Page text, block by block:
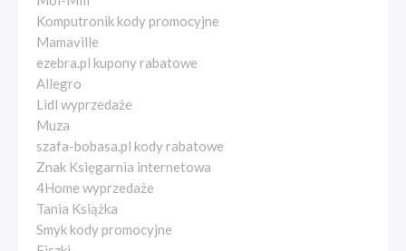
Komputronik kody promocyjne
Mamaville
ezebra.pl kupony rabatowe
Allegro
Lidl wyprzedaże
Muza
szafa-bobasa.pl kody rabatowe
Znak Księgarnia internetowa
4Home wyprzedaże
Tania Książka
Smyk kody promocyjne